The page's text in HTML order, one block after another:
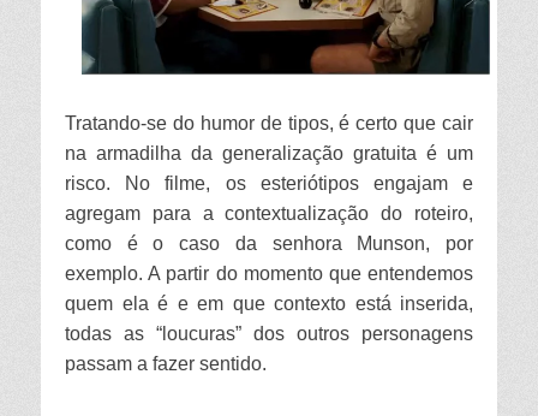
Tratando-se do humor de tipos, é certo que cair
na armadilha da generalização gratuita é um
risco. No filme, os esteriótipos engajam e
agregam para a contextualização do roteiro,
como é o caso da senhora Munson, por
exemplo. A partir do momento que entendemos
quem ela é e em que contexto está inserida,
todas as “loucuras” dos outros personagens
passam a fazer sentido.